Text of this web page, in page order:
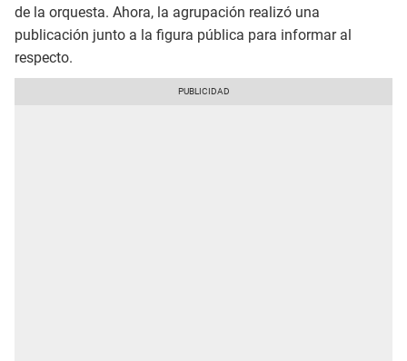
de la orquesta. Ahora, la agrupación realizó una
publicación junto a la figura pública para informar al
respecto.